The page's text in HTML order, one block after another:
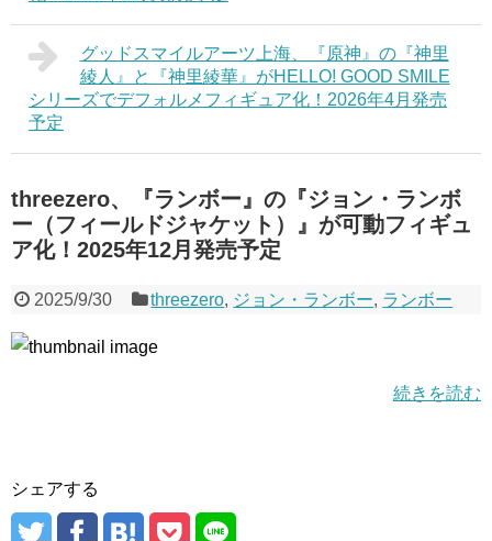
グッドスマイルアーツ上海、『原神』の『神里
綾人』と『神里綾華』がHELLO! GOOD SMILE
シリーズでデフォルメフィギュア化！2026年4月発売
予定
threezero、『ランボー』の『ジョン・ランボ
ー（フィールドジャケット）』が可動フィギュ
ア化！2025年12月発売予定
2025/9/30 threezero, ジョン・ランボー, ランボー
続きを読む
シェアする